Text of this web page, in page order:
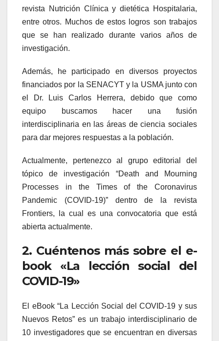
revista Nutrición Clínica y dietética Hospitalaria,
entre otros. Muchos de estos logros son trabajos
que se han realizado durante varios años de
investigación.
Además, he participado en diversos proyectos
financiados por la SENACYT y la USMA junto con
el Dr. Luis Carlos Herrera, debido que como
equipo buscamos hacer una fusión
interdisciplinaria en las áreas de ciencia sociales
para dar mejores respuestas a la población.
Actualmente, pertenezco al grupo editorial del
tópico de investigación “Death and Mourning
Processes in the Times of the Coronavirus
Pandemic (COVID-19)” dentro de la revista
Frontiers, la cual es una convocatoria que está
abierta actualmente.
2. Cuéntenos más sobre el e-
book «La lección social del
COVID-19»
El eBook “La Lección Social del COVID-19 y sus
Nuevos Retos” es un trabajo interdisciplinario de
10 investigadores que se encuentran en diversas